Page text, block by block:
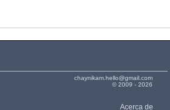
chaynikam.hello@gmail.com
© 2009 - 2026
Acerca de